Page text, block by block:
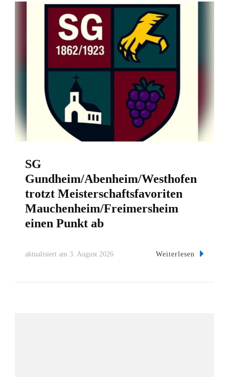
SG
Gundheim/Abenheim/Westhofen
trotzt Meisterschaftsfavoriten
Mauchenheim/Freimersheim
einen Punkt ab
aktualisiert am 3. August 2026 Weiterlesen